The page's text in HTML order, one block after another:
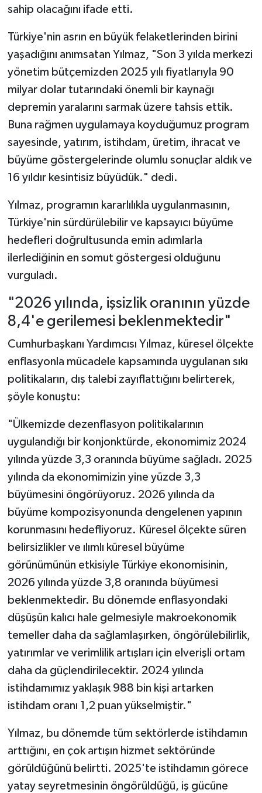
sahip olacağını ifade etti.
Türkiye'nin asrın en büyük felaketlerinden birini
yaşadığını anımsatan Yılmaz, "Son 3 yılda merkezi
yönetim bütçemizden 2025 yılı fiyatlarıyla 90
milyar dolar tutarındaki önemli bir kaynağı
depremin yaralarını sarmak üzere tahsis ettik.
Buna rağmen uygulamaya koyduğumuz program
sayesinde, yatırım, istihdam, üretim, ihracat ve
büyüme göstergelerinde olumlu sonuçlar aldık ve
16 yıldır kesintisiz büyüdük." dedi.
Yılmaz, programın kararlılıkla uygulanmasının,
Türkiye'nin sürdürülebilir ve kapsayıcı büyüme
hedefleri doğrultusunda emin adımlarla
ilerlediğinin en somut göstergesi olduğunu
vurguladı.
"2026 yılında, işsizlik oranının yüzde
8,4'e gerilemesi beklenmektedir"
Cumhurbaşkanı Yardımcısı Yılmaz, küresel ölçekte
enflasyonla mücadele kapsamında uygulanan sıkı
politikaların, dış talebi zayıflattığını belirterek,
şöyle konuştu:
"Ülkemizde dezenflasyon politikalarının
uygulandığı bir konjonktürde, ekonomimiz 2024
yılında yüzde 3,3 oranında büyüme sağladı. 2025
yılında da ekonomimizin yine yüzde 3,3
büyümesini öngörüyoruz. 2026 yılında da
büyüme kompozisyonunda dengelenen yapının
korunmasını hedefliyoruz. Küresel ölçekte süren
belirsizlikler ve ılımlı küresel büyüme
görünümünün etkisiyle Türkiye ekonomisinin,
2026 yılında yüzde 3,8 oranında büyümesi
beklenmektedir. Bu dönemde enflasyondaki
düşüşün kalıcı hale gelmesiyle makroekonomik
temeller daha da sağlamlaşırken, öngörülebilirlik,
yatırımlar ve verimlilik artışları için elverişli ortam
daha da güçlendirilecektir. 2024 yılında
istihdamımız yaklaşık 988 bin kişi artarken
istihdam oranı 1,2 puan yükselmiştir."
Yılmaz, bu dönemde tüm sektörlerde istihdamın
arttığını, en çok artışın hizmet sektöründe
görüldüğünü belirtti. 2025'te istihdamın görece
yatay seyretmesinin öngörüldüğü, iş gücüne